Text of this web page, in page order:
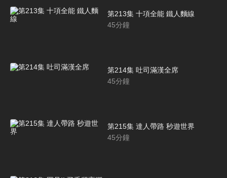
第213集 十項全能 鐵人麵線
45分鐘
第214集 吐司滿漢全席
45分鐘
第215集 達人帶路 秒遊世界
45分鐘